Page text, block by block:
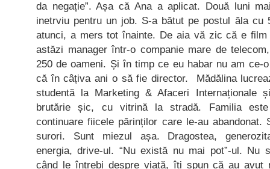
da negație”. Așa că Ana a aplicat. Două luni
inetrviu pentru un job. S-a bătut pe postul ăla cu
atunci, a mers tot înainte. De aia vă zic că e
astăzi manager într-o companie mare de
250 de oameni. Și în timp ce eu habar nu am ce-
că în câțiva ani o să fie director. Mădălina
studentă la Marketing & Afaceri Internaționale
brutărie șic, cu vitrină la stradă. Familia
continuare fiicele părinților care le-au abandonat.
surori. Sunt miezul așa. Dragostea,
energia, drive-ul. “Nu există nu mai pot”-ul. Nu
când le întrebi despre viață, îți spun că au avut